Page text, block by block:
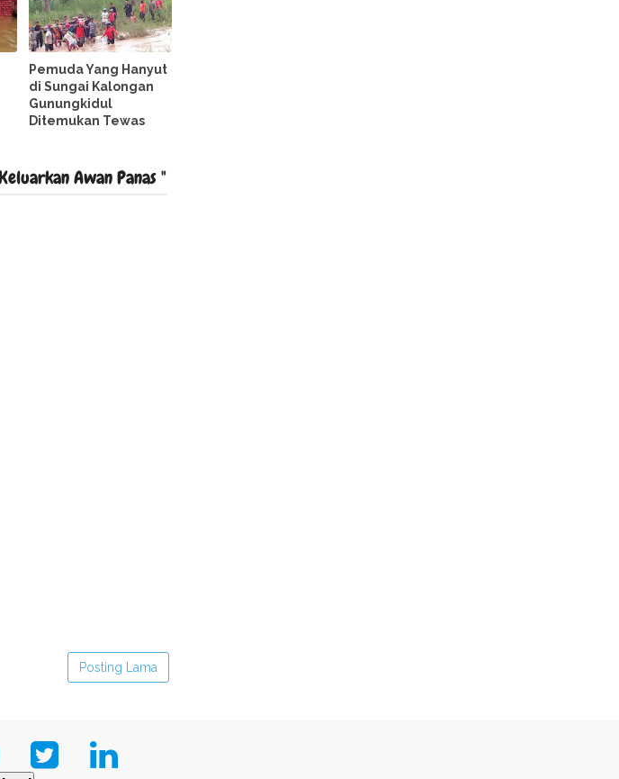
Pemuda Yang Hanyut
di Sungai Kalongan
Gunungkidul
Ditemukan Tewas
Awan Panas "
Posting Lama